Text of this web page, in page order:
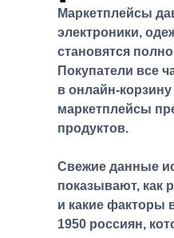
Маркетплейсы
электроники,
становятся
Покупатели все
в онлайн-
маркетплейсы
продуктов.
Свежие данные
показывают, как
и какие факторы
1950 россиян,